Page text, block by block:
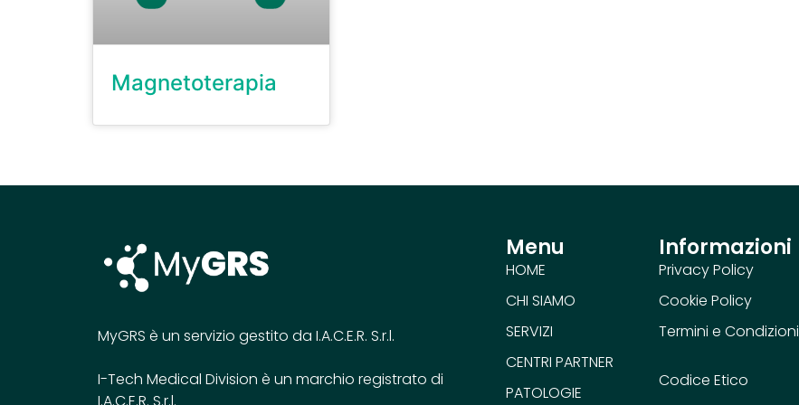
Magnetoterapia
MyGRS è un servizio gestito da I.A.C.E.R. S.r.l.
I-Tech Medical Division è un marchio registrato di
Menu
HOME
CHI SIAMO
SERVIZI
CENTRI PARTNER
PATOLOGIE
Informazioni
Privacy Policy
Cookie Policy
Termini e Condizioni
Codice Etico